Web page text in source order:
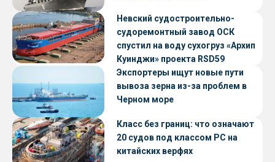
Невский судостроительно-
судоремонтный завод ОСК
спустил на воду сухогруз «Архип
Куинджи» проекта RSD59
Экспортеры ищут новые пути
вывоза зерна из-за проблем в
Черном море
Класс без границ: что означают
20 судов под классом РС на
китайских верфях